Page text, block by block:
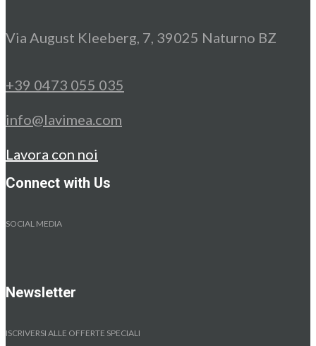
Via August Kleeberg, 7, 39025 Naturno BZ
+39 0473 055 035
info@lavimea.com
Lavora con noi
Connect with Us
SOCIAL MEDIA
Newsletter
ISCRIVERSI ALLE OFFERTE SPECIALI